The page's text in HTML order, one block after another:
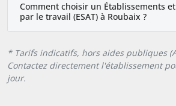
Comment choisir un Établissements
par le travail (ESAT) à Roubaix ?
* Tarifs indicatifs, hors aides publiques
Contactez directement l'établissement
jour.